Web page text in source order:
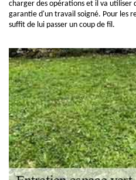
charger des opérations et il va utiliser
garantie d'un travail soigné. Pour les
suffit de lui passer un coup de fil.